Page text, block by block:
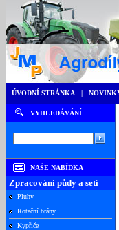
ÚVODNÍ STRÁNKA |
VYHLEDÁVÁNÍ
NAŠE NABÍDKA
Zpracování půdy a setí
Pluhy
Rotační brány
Kypřiče